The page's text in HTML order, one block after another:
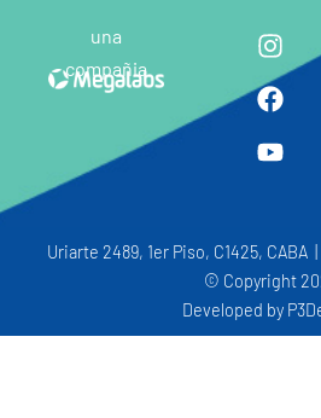
una
compañia
Uriarte 2489, 1er Piso, C1425,
© Copyright
Developed by